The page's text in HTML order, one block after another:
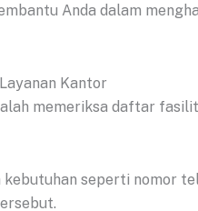
Anda dalam
Kantor
memeriksa daftar
kebutuhan seperti nomor